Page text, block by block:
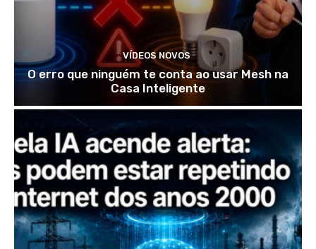
VÍDEOS NOVOS
O erro que ninguém te conta ao usar Mesh na
Casa Inteligente